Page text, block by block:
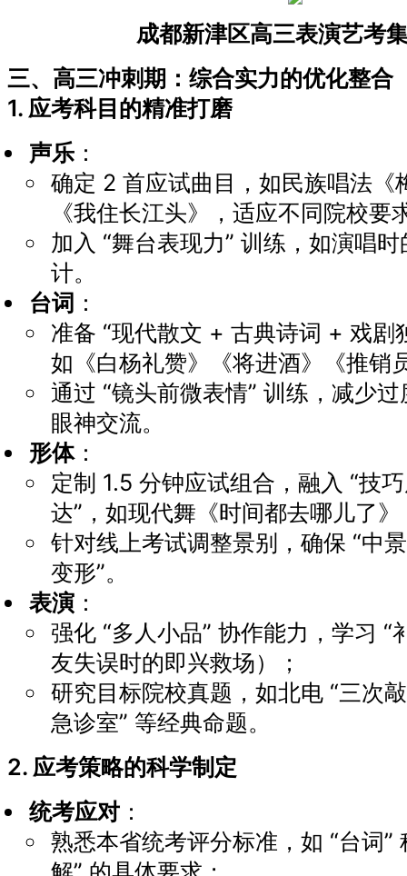
成都新津区高三表演艺考
三、高三冲刺期：综合实力的优化整合
1. 应考科目的精准打磨
声乐 ：
确定 2 首应试曲目，如民族唱法《
《我住长江头》，适应不同院校要
加入 “舞台表现力” 训练，如演唱
计。
台词 ：
准备 “现代散文 + 古典诗词 + 戏剧
如《白杨礼赞》《将进酒》《推销
通过 “镜头前微表情” 训练，减少
眼神交流。
形体：
定制 1.5 分钟应试组合，融入 “技
达”，如现代舞《时间都去哪儿了》
针对线上考试调整景别，确保 “中
变形”。
表演 ：
强化 “多人小品” 协作能力，学习 “
友失误时的即兴救场）；
研究目标院校真题，如北电 “三次
急诊室” 等经典命题。
2. 应考策略的科学制定
统考应对 ：
熟悉本省统考评分标准，如 “台词”